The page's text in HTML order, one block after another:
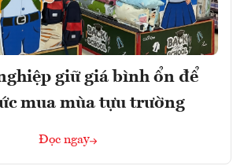
giữ giá bình ổn để
mua mùa tựu trường
Đọc ngay